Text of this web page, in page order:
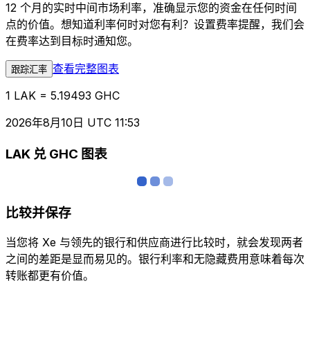
12 个月的实时中间市场利率，准确显示您的资金在任何时间
点的价值。想知道利率何时对您有利？设置费率提醒，我们会
在费率达到目标时通知您。
跟踪汇率 查看完整图表
1 LAK = 5.19493 GHC
2026年8月10日 UTC 11:53
LAK 兑 GHC 图表
比较并保存
当您将 Xe 与领先的银行和供应商进行比较时，就会发现两者
之间的差距是显而易见的。银行利率和无隐藏费用意味着每次
转账都更有价值。